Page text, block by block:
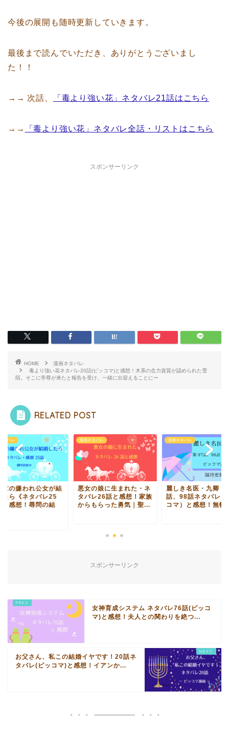
今後の展開も随時更新していきます。
最後まで読んでいただき、ありがとうございまし
た！！
→→ 次話、 「毒より強い花」ネタバレ21話はこちら
→→ 「毒より強い花」ネタバレ全話・リストはこちら
スポンサーリンク
HOME
漫画ネタバレ
毒より強い花ネタバレ20話(ピッコマ)と感想！木系の念力資質が認められた雪
陌。そこに帝尊が来たと報告を受け、一緒に出迎えることにー
RELATED POST
タバレ
家の嫌われ公女が結
たら《ネタバレ25
と感想！尋問の結
漫画ネタバレ
悪女の娘に生まれた・ネ
タバレ26話と感想！家族
からもらった勇気｜聖...
漫画ネタバレ
麗しき名医・九卿 97
話、98話ネタバレ（
コマ）と感想！無軒
スポンサーリンク
女神育成システム ネタバレ76話(ピッコ
マ)と感想！夫人との関わりを絶つ...
お父さん、私この結婚イヤです！20話ネ
タバレ(ピッコマ)と感想！イアンか...